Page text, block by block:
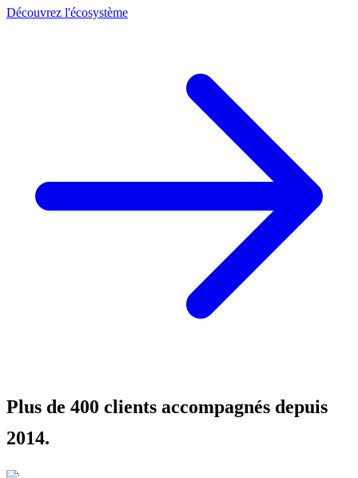
Découvrez l'écosystème
Plus de 400 clients accompagnés depuis
2014.